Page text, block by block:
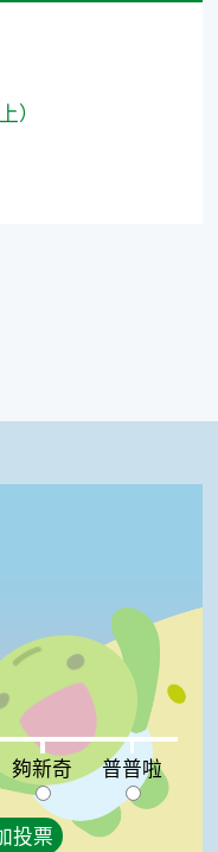
）
夠新奇:0%普普啦:0%
夠新奇 普普啦
投票